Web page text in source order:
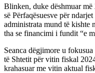
Blinken, duke dëshmuar
së Përfaqësuesve për
administrata mund të kishte
tha se financimi i fundit “e
Seanca dëgjimore u
të Shtetit për vitin fiskal
krahasuar me vitin aktual